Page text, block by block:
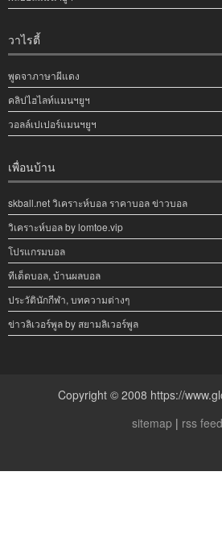
วาไรตี้
พูดจาภาษาผีแดง
คลิปไฮไลท์แมนฯยูฯ
วอลล์เปเปอร์แมนฯยูฯ
เพื่อนบ้าน
skball.net วิเคราะห์บอล ราคาบอล ข่าวบอล
วิเคราะห์บอล by lomtoe.vip
โปรแกรมบอล
ทีเด็ดบอล, บ้านผลบอล
ประวัตินักกีฬา, บทความต่างๆ
ข่าวลิเวอร์พูล by สยามลิเวอร์พูล
Copyright © 2008 https://
sitemap| rss feed